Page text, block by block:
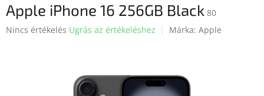
Apple iPhone 16 256GB Black 80
A
Nincs értékelés Ugrás az értékeléshez Márka: Apple